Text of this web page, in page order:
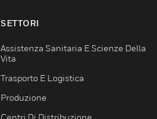
SETTORI
Assistenza Sanitaria E Scienze Della
Vita
Trasporto E Logistica
Produzione